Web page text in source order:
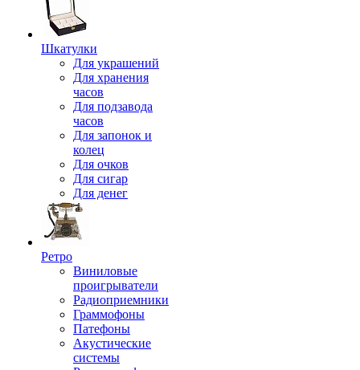
Шкатулки
Для украшений
Для хранения
часов
Для подзавода
часов
Для запонок и
колец
Для очков
Для сигар
Для денег
Ретро
Виниловые
проигрыватели
Радиоприемники
Граммофоны
Патефоны
Акустические
системы